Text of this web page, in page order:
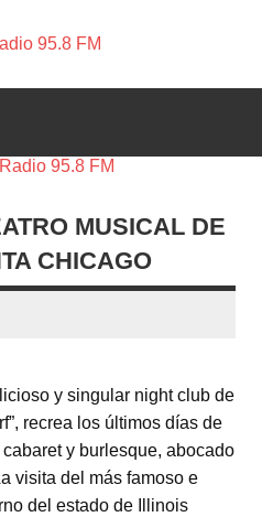
Radio
Baja y Radio en el Medio
MUSICAL DE
CHICAGO
y singular night club de
recrea los últimos días de
y burlesque, abocado
visita del más famoso e
del estado de Illinois